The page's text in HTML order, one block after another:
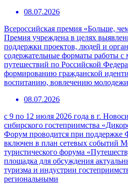
08.07.2026
Всероссийская премия «Больше,
Премия учреждена в целях
поддержки проектов, людей и
содержательные форматы работы
путешествий по Российской
формированию гражданской
воспитанию, вовлечению
08.07.2026
с 9 по 12 июля 2026 года в г.
сибирского гостеприимства
Форум проводится при поддержке
включен в план сетевых событий
туристического форума
площадка для обсуждения
туризма и индустрии
региональными